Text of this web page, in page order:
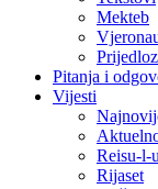
Mekteb
Pitanja i
Vijesti
Reisu-l-
Rijaset